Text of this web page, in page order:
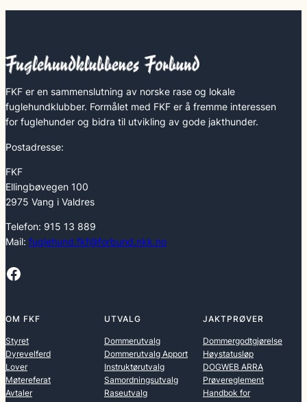
FKF er en sammenslutning av norske rase og lokale
fuglehundklubber. Formålet med FKF er å fremme interessen
for fuglehunder og bidra til utvikling av gode jakthunder.
Postadresse:
FKF
Ellingbøvegen 100
2975 Vang i Valdres
Telefon: 915 13 889
Mail: fuglehund.fkf@forbund.nkk.no
Facebook
OM FKF
Styret
Dyrevelferd
Lover
Møtereferat
Avtaler
UTVALG
Dommerutvalg
Dommerutvalg Apport
Instruktørutvalg
Samordningsutvalg
Raseutvalg
JAKTPRØVER
Dommergodtgjørelse
Høystatusløp
DOGWEB ARRA
Prøvereglement
Handbok for